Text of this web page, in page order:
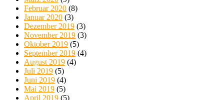
Februar 2020 (8)
Januar 2020 (3)
Dezember 2019 (3)
November 2019 (3)
Oktober 2019 (5)
September 2019 (4)
August 2019 (4)
Juli 2019 (5)
Juni 2019 (4)
Mai 2019 (5)
April 2019 (5)